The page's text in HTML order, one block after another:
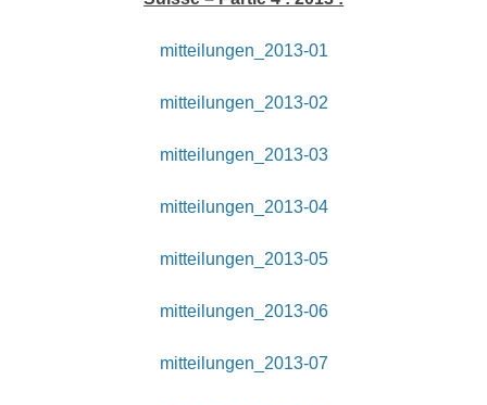
mitteilungen_2013-01
mitteilungen_2013-02
mitteilungen_2013-03
mitteilungen_2013-04
mitteilungen_2013-05
mitteilungen_2013-06
mitteilungen_2013-07